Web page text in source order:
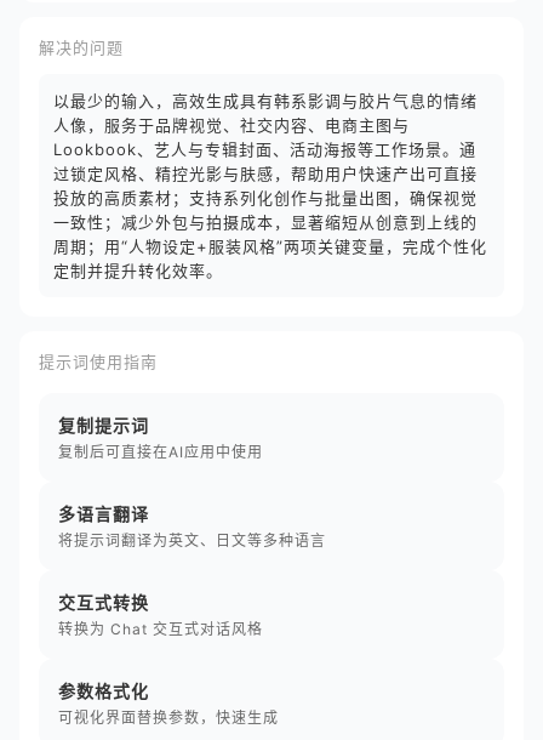
解决的问题
以最少的输入，高效生成具有韩系影调与胶片气息的情绪
人像，服务于品牌视觉、社交内容、电商主图与
Lookbook、艺人与专辑封面、活动海报等工作场景。通
过锁定风格、精控光影与肤感，帮助用户快速产出可直接
投放的高质素材；支持系列化创作与批量出图，确保视觉
一致性；减少外包与拍摄成本，显著缩短从创意到上线的
周期；用“人物设定+服装风格”两项关键变量，完成个性化
定制并提升转化效率。
提示词使用指南
复制提示词
复制后可直接在AI应用中使用
多语言翻译
将提示词翻译为英文、日文等多种语言
交互式转换
转换为 Chat 交互式对话风格
参数格式化
可视化界面替换参数，快速生成